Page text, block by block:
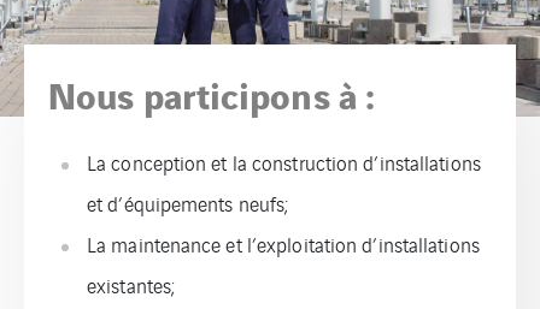
Nous participons à :
La conception et la construction d’installations
et d’équipements neufs;
La maintenance et l’exploitation d’installations
existantes;